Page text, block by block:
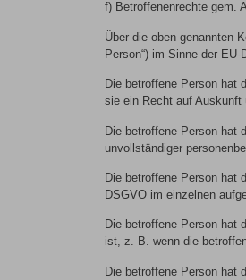
f) Betroffenenrechte gem.
Über die oben genannten
Person“) im Sinne der
Die betroffene Person hat
sie ein Recht auf Auskunft
Die betroffene Person hat
unvollständiger
Die betroffene Person hat
DSGVO im einzelnen
Die betroffene Person hat
ist, z. B. wenn die
Die betroffene Person hat